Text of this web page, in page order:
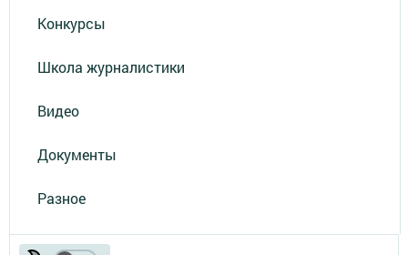
Конкурсы
Школа журналистики
Видео
Документы
Разное